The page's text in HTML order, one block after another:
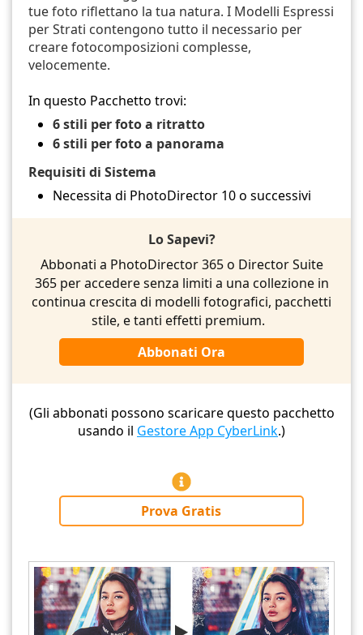
tue foto riflettano la tua natura. I Modelli Espressi
per Strati contengono tutto il necessario per
creare fotocomposizioni complesse,
velocemente.
In questo Pacchetto trovi:
6 stili per foto a ritratto
6 stili per foto a panorama
Requisiti di Sistema
Necessita di PhotoDirector 10 o successivi
Lo Sapevi?
Abbonati a PhotoDirector 365 o Director Suite
365 per accedere senza limiti a una collezione in
continua crescita di modelli fotografici, pacchetti
stile, e tanti effetti premium.
Abbonati Ora
(Gli abbonati possono scaricare questo pacchetto
usando il Gestore App CyberLink.)
Prova Gratis